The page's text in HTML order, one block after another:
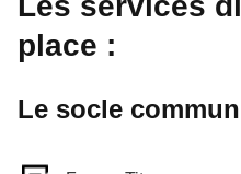
place :
Le socle